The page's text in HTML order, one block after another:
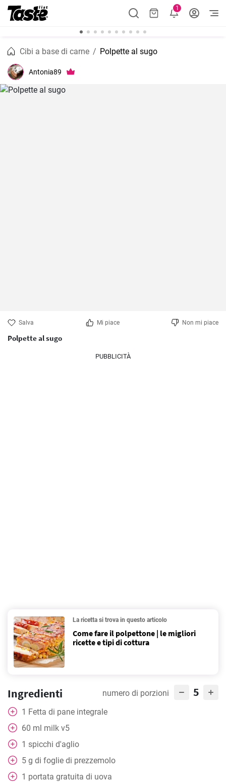
1
Cibi a base di carne Polpette al sugo
Antonia89
Salva Mi piace Non mi piace
Polpette al sugo
PUBBLICITÀ
La ricetta si trova in questo articolo
Come fare il polpettone | le migliori
ricette e tipi di cottura
Ingredienti numero di porzioni 5
1 Fetta di pane integrale
60 ml milk v5
1 spicchi d'aglio
5 g di foglie di prezzemolo
1 portata gratuita di uova